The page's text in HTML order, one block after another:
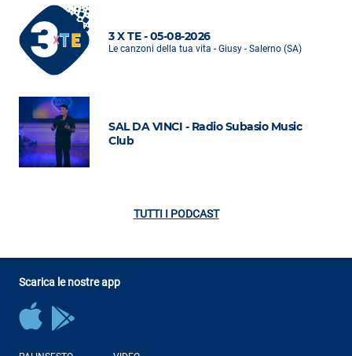
3 X TE - 05-08-2026
Le canzoni della tua vita - Giusy - Salerno (SA)
SAL DA VINCI - Radio Subasio Music
Club
TUTTI I PODCAST
Scarica le nostre app